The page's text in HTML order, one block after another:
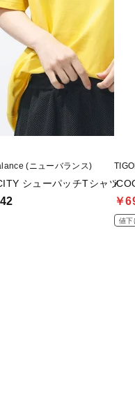
(ニューバランス)
シューパッチTシャツ
￥
値下